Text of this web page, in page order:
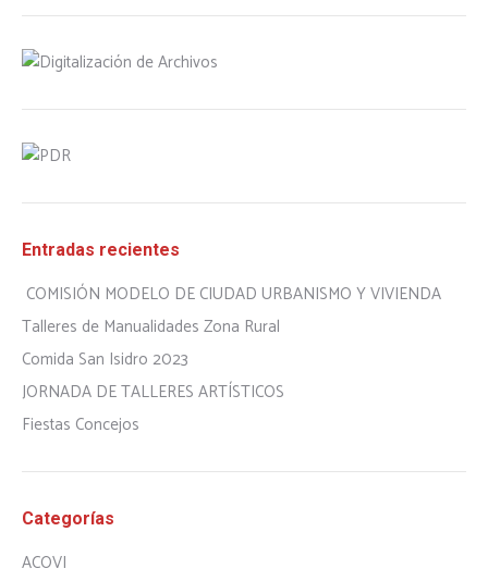
Entradas recientes
COMISIÓN MODELO DE CIUDAD URBANISMO Y VIVIENDA
Talleres de Manualidades Zona Rural
Comida San Isidro 2023
JORNADA DE TALLERES ARTÍSTICOS
Fiestas Concejos
Categorías
ACOVI